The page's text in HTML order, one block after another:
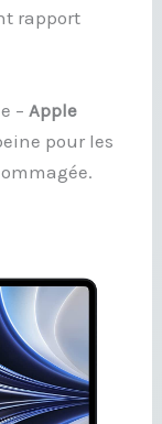
rapport
– Apple
pour les